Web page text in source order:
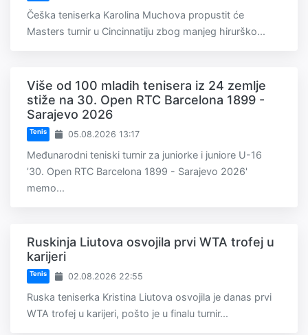
Češka teniserka Karolina Muchova propustit će
Masters turnir u Cincinnatiju zbog manjeg hirurško...
Više od 100 mladih tenisera iz 24 zemlje
stiže na 30. Open RTC Barcelona 1899 -
Sarajevo 2026
Tenis 05.08.2026 13:17
Međunarodni teniski turnir za juniorke i juniore U-16
’30. Open RTC Barcelona 1899 - Sarajevo 2026'
memo...
Ruskinja Liutova osvojila prvi WTA trofej u
karijeri
Tenis 02.08.2026 22:55
Ruska teniserka Kristina Liutova osvojila je danas prvi
WTA trofej u karijeri, pošto je u finalu turnir...